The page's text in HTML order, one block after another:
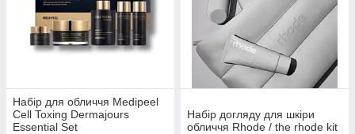
Набір для обличчя Medipeel
Cell Toxing Dermajours
Essential Set
Набір догляду для шкіри
обличчя Rhode / the rhode kit